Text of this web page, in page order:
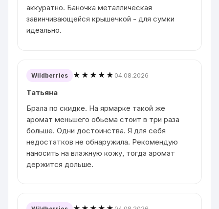
аккуратно. Баночка металлическая
завинчивающейся крышечкой - для сумки
идеально.
Wildberries ★★★★★ 04.08.2026
Татьяна
Брала по скидке. На ярмарке такой же
аромат меньшего обьема стоит в три раза
больше. Одни достоинства. Я для себя
недостатков не обнаружила. Рекомендую
наносить на влажную кожу, тогда аромат
держится дольше.